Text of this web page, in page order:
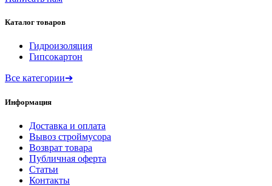
Каталог товаров
Гидроизоляция
Гипсокартон
Все категории➔
Информация
Доставка и оплата
Вывоз строймусора
Возврат товара
Публичная оферта
Статьи
Контакты